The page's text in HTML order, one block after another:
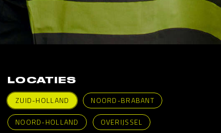
LOCATIES
ZUID-HOLLAND
NOORD-BRABANT
NOORD-HOLLAND OVERIJSSEL